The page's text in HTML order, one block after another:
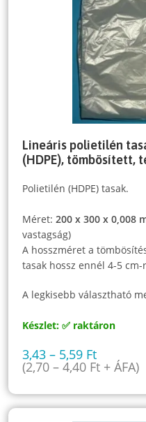
Lineáris polietilén
(HDPE), tömbösített,
Polietilén (HDPE) tasak.
Méret:200 x 300 x 0,008
vastagság)
A hosszméret a
tasak hossz ennél 4-5
A legkisebb választható
Készlet: ✅ raktáron
3,43– 5,59 Ft
(2,70–4,40 Ft + ÁFA)